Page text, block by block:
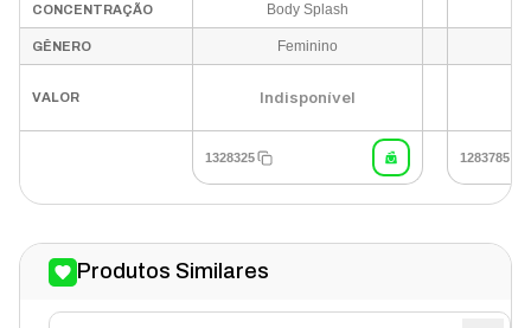
CONCENTRAÇÃO Body Splash
GÊNERO Feminino
VALOR Indisponível
1328325 1283785
Produtos Similares